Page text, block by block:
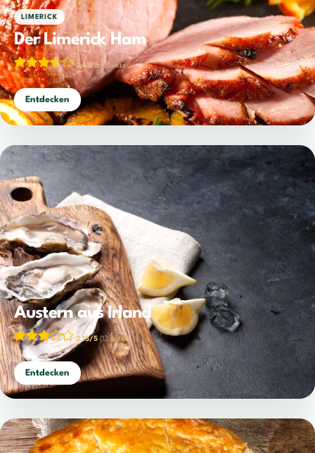
LIMERICK
Der Limerick Ham
3,48/5 (21 votes)
Entdecken
Austern aus Irland
3,15/5 (13 votes)
Entdecken